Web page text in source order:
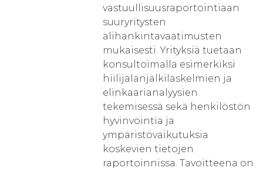
vastuullisuusraportointiaan
suuryritysten
alihankintavaatimusten
mukaisesti. Yrityksiä tuetaan
konsultoimalla esimerkiksi
hiilijalanjälkilaskelmien ja
elinkaarianalyysien
tekemisessä sekä henkilöstön
hyvinvointia ja
ympäristövaikutuksia
koskevien tietojen
raportoinnissa. Tavoitteena on